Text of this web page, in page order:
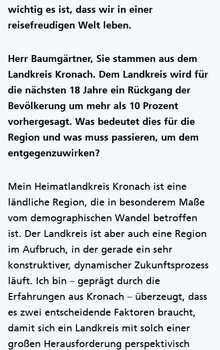
wichtig es ist, dass wir in einer
reisefreudigen Welt leben.
Herr Baumgärtner, Sie stammen aus dem
Landkreis Kronach. Dem Landkreis wird für
die nächsten 18 Jahre ein Rückgang der
Bevölkerung um mehr als 10 Prozent
vorhergesagt. Was bedeutet dies für die
Region und was muss passieren, um dem
entgegenzuwirken?
Mein Heimatlandkreis Kronach ist eine
ländliche Region, die in besonderem Maße
vom demographischen Wandel betroffen
ist. Der Landkreis ist aber auch eine Region
im Aufbruch, in der gerade ein sehr
konstruktiver, dynamischer Zukunftsprozess
läuft. Ich bin – geprägt durch die
Erfahrungen aus Kronach – überzeugt, dass
es zwei entscheidende Faktoren braucht,
damit sich ein Landkreis mit solch einer
großen Herausforderung perspektivisch